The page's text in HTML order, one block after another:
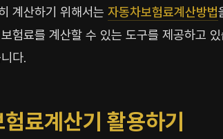
계산하기 위해서는 자동차보험료계산방법
험료를 계산할 수 있는 도구를 제공하고
다.
료계산기 활용하기